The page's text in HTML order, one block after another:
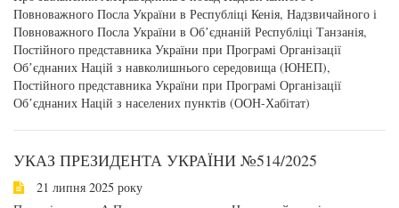
Повноважного Посла України в Республіці Кенія, Надзвичайного і
Повноважного Посла України в Обʼєднаній Республіці Танзанія,
Постійного представника України при Програмі Організації
Обʼєднаних Націй з навколишнього середовища (ЮНЕП),
Постійного представника України при Програмі Організації
Обʼєднаних Націй з населених пунктів (ООН-Хабітат)
УКАЗ ПРЕЗИДЕНТА УКРАЇНИ №514/2025
21 липня 2025 року